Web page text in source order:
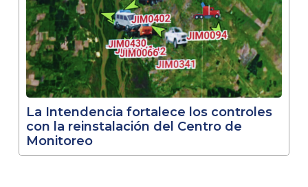
La Intendencia fortalece los controles
con la reinstalación del Centro de
Monitoreo